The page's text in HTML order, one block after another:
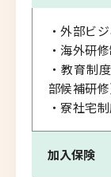
・外部ビ
・海外研
・教育制
部候補研修
・寮社宅
加入保険